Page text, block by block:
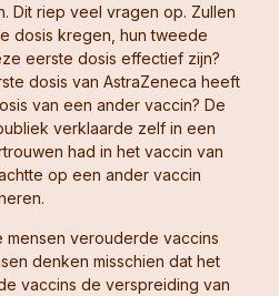
Dit riep veel vragen op. Zullen
dosis kregen, hun tweede
eerste dosis effectief zijn?
dosis van AstraZeneca heeft
van een ander vaccin? De
verklaarde zelf in een
had in het vaccin van
op een ander vaccin
mensen verouderde vaccins
denken misschien dat het
vaccins de verspreiding van